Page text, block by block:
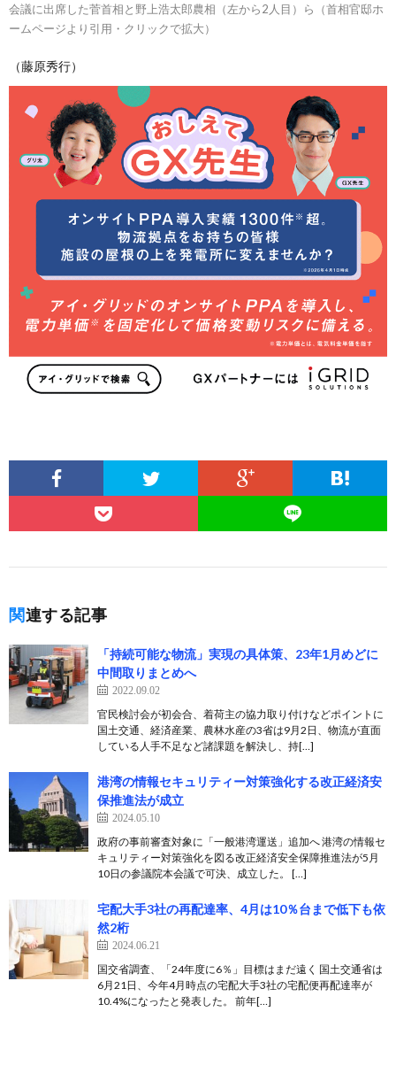
会議に出席した菅首相と野上浩太郎農相（左から2人目）ら（首相官邸ホ
ームページより引用・クリックで拡大）
（藤原秀行）
関連する記事
「持続可能な物流」実現の具体策、23年1月めどに
中間取りまとめへ
2022.09.02
官民検討会が初会合、着荷主の協力取り付けなどポイントに
国土交通、経済産業、農林水産の3省は9月2日、物流が直面
している人手不足など諸課題を解決し、持[…]
港湾の情報セキュリティー対策強化する改正経済安
保推進法が成立
2024.05.10
政府の事前審査対象に「一般港湾運送」追加へ 港湾の情報セ
キュリティー対策強化を図る改正経済安全保障推進法が5月
10日の参議院本会議で可決、成立した。 […]
宅配大手3社の再配達率、4月は10％台まで低下も依
然2桁
2024.06.21
国交省調査、「24年度に6％」目標はまだ遠く 国土交通省は
6月21日、今年4月時点の宅配大手3社の宅配便再配達率が
10.4%になったと発表した。 前年[…]